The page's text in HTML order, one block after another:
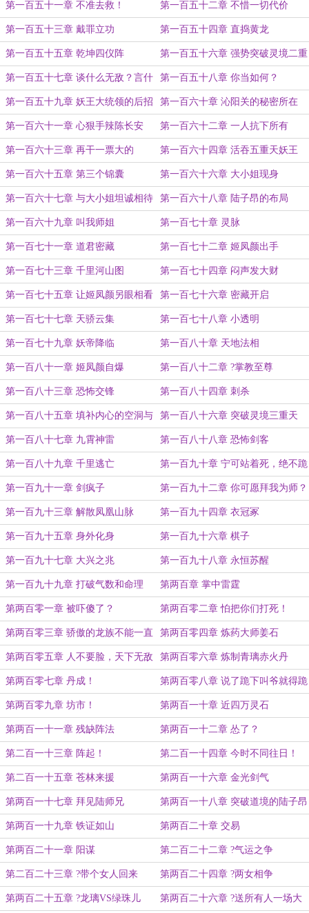
第一百五十一章 不准去救！ 第一百五十二章 不惜一切代价
第一百五十三章 戴罪立功 第一百五十四章 直捣黄龙
第一百五十五章 乾坤四仪阵 第一百五十六章 强势突破灵境二重
天
第一百五十七章 谈什么无敌？言什
么不败？
第一百五十八章 你当如何？
第一百五十九章 妖王大统领的后招 第一百六十章 沁阳关的秘密所在
第一百六十一章 心狠手辣陈长安 第一百六十二章 一人抗下所有
第一百六十三章 再干一票大的 第一百六十四章 活吞五重天妖王
第一百六十五章 第三个锦囊 第一百六十六章 大小姐现身
第一百六十七章 与大小姐坦诚相待 第一百六十八章 陆子昂的布局
第一百六十九章 叫我师姐 第一百七十章 灵脉
第一百七十一章 道君密藏 第一百七十二章 姬凤颜出手
第一百七十三章 千里河山图 第一百七十四章 闷声发大财
第一百七十五章 让姬凤颜另眼相看 第一百七十六章 密藏开启
第一百七十七章 天骄云集 第一百七十八章 小透明
第一百七十九章 妖帝降临 第一百八十章 天地法相
第一百八十一章 姬凤颜自爆 第一百八十二章 ?掌教至尊
第一百八十三章 恐怖交锋 第一百八十四章 刺杀
第一百八十五章 填补内心的空洞与
悲伤
第一百八十六章 突破灵境三重天
第一百八十七章 九霄神雷 第一百八十八章 恐怖剑客
第一百八十九章 千里逃亡 第一百九十章 宁可站着死，绝不跪
着生
第一百九十一章 剑疯子 第一百九十二章 你可愿拜我为师？
第一百九十三章 解散凤凰山脉 第一百九十四章 衣冠冢
第一百九十五章 身外化身 第一百九十六章 棋子
第一百九十七章 大兴之兆 第一百九十八章 永恒苏醒
第一百九十九章 打破气数和命理 第两百章 掌中雷霆
第两百零一章 被吓傻了？ 第两百零二章 怕把你们打死！
第两百零三章 骄傲的龙族不能一直
跪舔
第两百零四章 炼药大师姜石
第两百零五章 人不要脸，天下无敌 第两百零六章 炼制青璃赤火丹
第两百零七章 丹成！ 第两百零八章 说了跪下叫爷就得跪
下叫爷
第两百零九章 坊市！ 第两百一十章 近四万灵石
第两百一十一章 残缺阵法 第两百一十二章 怂了？
第二百一十三章 阵起！ 第二百一十四章 今时不同往日！
第二百一十五章 苍林来援 第两百一十六章 金光剑气
第两百一十七章 拜见陆师兄 第两百一十八章 突破道境的陆子昂
第两百一十九章 铁证如山 第两百二十章 交易
第两百二十一章 阳谋 第二百二十二章 ?气运之争
第二百二十三章 ?带个女人回来
了？
第两百二十四章 ?两女相争
第两百二十五章 ?龙璃VS绿珠儿 第两百二十六章 ?送所有人一场大